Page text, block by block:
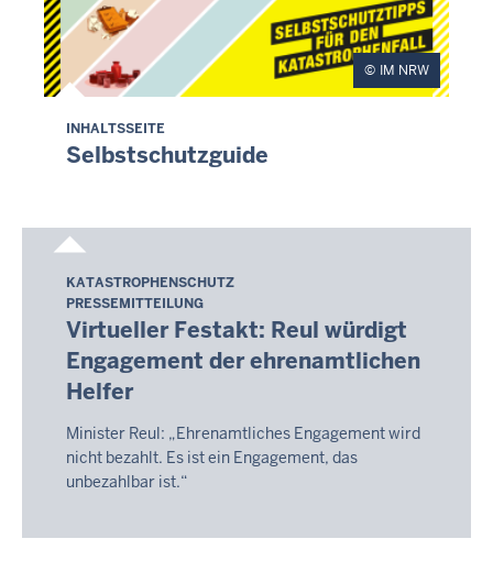
IM NRW
INHALTSSEITE
Selbstschutzguide
Donnerstag,
6.
August
2026
-
02:14
KATASTROPHENSCHUTZ
PRESSEMITTEILUNG
Virtueller Festakt: Reul würdigt
Engagement der ehrenamtlichen
Helfer
Minister Reul: „Ehrenamtliches Engagement wird
nicht bezahlt. Es ist ein Engagement, das
unbezahlbar ist.“